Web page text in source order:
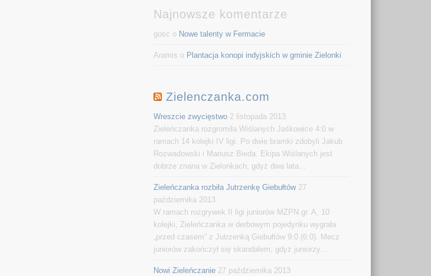
Najnowsze komentarze
gosc o Nowe talenty w Fermacie
Aramis o Plantacja konopi indyjskich w gminie Zielonki
Zielenczanka.com
Wreszcie zwycięstwo 2 listopada 2013
Zieleńczanka rozgromiła Wiślanych Jaśkowice 4:0 w
ramach 14 kolejki IV ligi. Po dwie bramki zdobyli Jakub
Rozwadowski i Mariusz Bieda. Ekipa Wiślanych jest
dobrze znana w Zielonkach, gdyż dwa lata...
Zieleńczanka rozbiła Jutrzenkę Giebułtów 27
października 2013
W ramach rozgrywek II ligi juniorów MZPN gr. A, 10
kolejki, Zieleńczanka w derbowym pojedynku wygrała
„przed czasem” z Jutrzenką Giebułtów 9:0 (6:0). Mecz
juniorów zakończył się skandalem, gdyż juniorzy...
Nowi Zieleńczanie 27 października 2013